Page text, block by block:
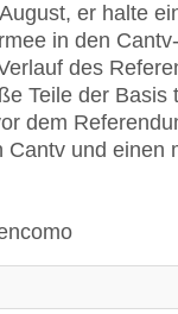
er halte
in den
des
Teile der Basis
dem
und einen